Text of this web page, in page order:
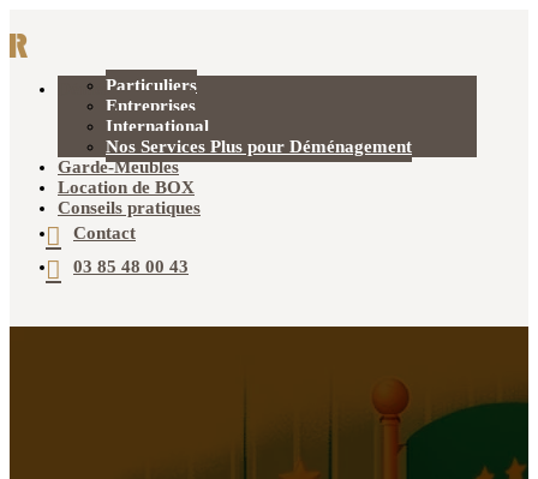
Déménagement
Particuliers
Entreprises
International
Nos Services Plus pour Déménagement
Garde-Meubles
Location de BOX
Conseils pratiques
Contact
03 85 48 00 43